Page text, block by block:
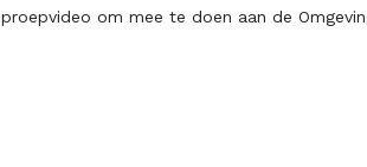
om mee te doen aan de